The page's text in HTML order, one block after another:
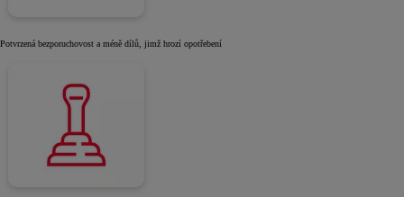
Potvrzená bezporuchovost a méně dílů, jimž hrozí opotřebení